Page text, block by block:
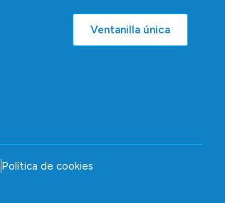
Ventanilla única
Política de cookies